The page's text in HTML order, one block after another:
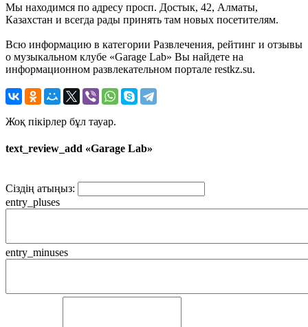
Мы находимся по адресу просп. Достык, 42, Алматы,
Казахстан и всегда рады принять там новых посетителям.
Всю информацию в категории Развлечения, рейтинг и отзывы
о музыкальном клубе «Garage Lab» Вы найдете на
информационном развлекательном портале restkz.su.
Жоқ пікірлер бұл тауар.
text_review_add «Garage Lab»
Сіздің атыңыз:
entry_pluses
entry_minuses